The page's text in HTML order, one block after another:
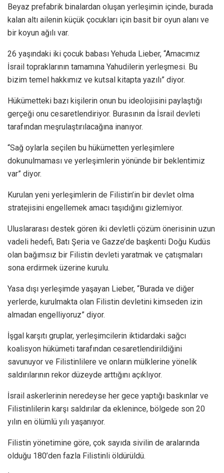
Beyaz prefabrik binalardan oluşan yerleşimin içinde, burada
kalan altı ailenin küçük çocukları için basit bir oyun alanı ve
bir koyun ağılı var.
26 yaşındaki iki çocuk babası Yehuda Lieber, “Amacımız
İsrail topraklarının tamamına Yahudilerin yerleşmesi. Bu
bizim temel hakkımız ve kutsal kitapta yazılı” diyor.
Hükümetteki bazı kişilerin onun bu ideolojisini paylaştığı
gerçeği onu cesaretlendiriyor. Burasının da İsrail devleti
tarafından meşrulaştırılacağına inanıyor.
“Sağ oylarla seçilen bu hükümetten yerleşimlere
dokunulmaması ve yerleşimlerin yönünde bir beklentimiz
var” diyor.
Kurulan yeni yerleşimlerin de Filistin’in bir devlet olma
stratejisini engellemek amacı taşıdığını gizlemiyor.
Uluslararası destek gören iki devletli çözüm önerisinin uzun
vadeli hedefi, Batı Şeria ve Gazze’de başkenti Doğu Kudüs
olan bağımsız bir Filistin devleti yaratmak ve çatışmaları
sona erdirmek üzerine kurulu.
Yasa dışı yerleşimde yaşayan Lieber, “Burada ve diğer
yerlerde, kurulmakta olan Filistin devletini kimseden izin
almadan engelliyoruz” diyor.
İşgal karşıtı gruplar, yerleşimcilerin iktidardaki sağcı
koalisyon hükümeti tarafından cesaretlendirildiğini
savunuyor ve Filistinlilere ve onların mülklerine yönelik
saldırılarının rekor düzeyde arttığını açıklıyor.
İsrail askerlerinin neredeyse her gece yaptığı baskınlar ve
Filistinlilerin karşı saldırılar da eklenince, bölgede son 20
yılın en ölümlü yılı yaşanıyor.
Filistin yönetimine göre, çok sayıda sivilin de aralarında
olduğu 180’den fazla Filistinli öldürüldü.